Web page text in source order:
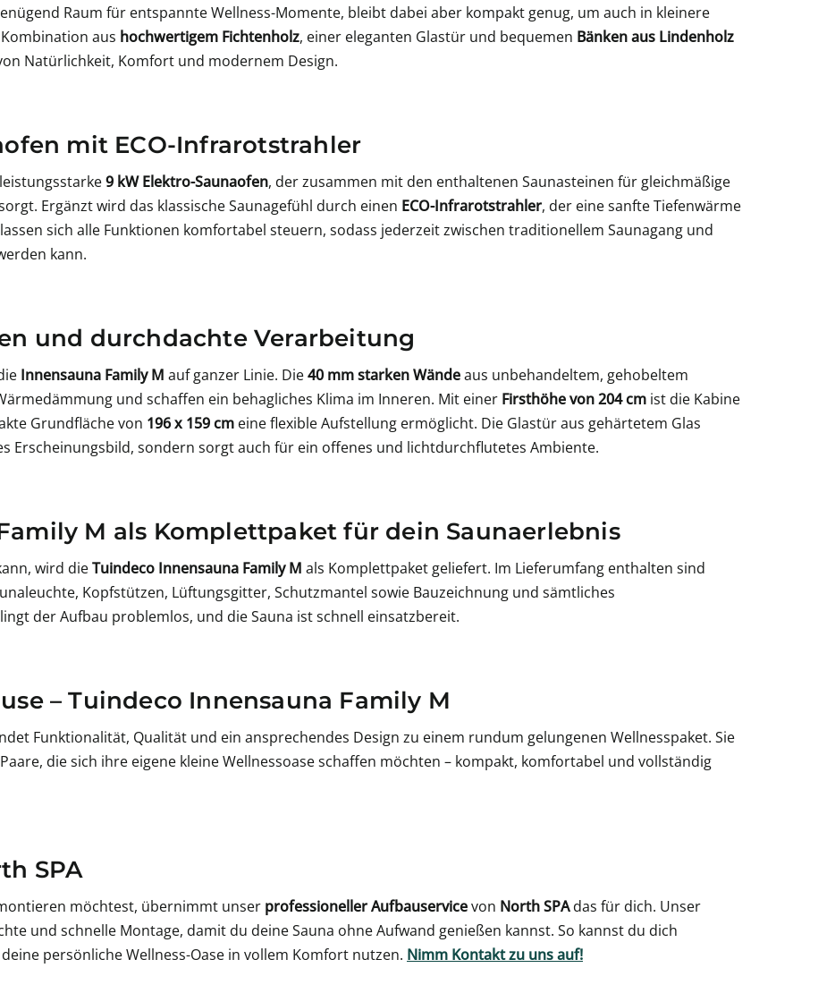
Raum für entspannte Wellness-Momente, bleibt dabei aber kompakt genug, um auch in kleinere
aus hochwertigem Fichtenholz, einer eleganten Glastür und bequemen Bänken aus Lindenholz
Natürlichkeit, Komfort und modernem Design.
mit ECO-Infrarotstrahler
9 kW Elektro-Saunaofen, der zusammen mit den enthaltenen Saunasteinen für gleichmäßige
Ergänzt wird das klassische Saunagefühl durch einen ECO-Infrarotstrahler, der eine sanfte Tiefenwärme
lassen sich alle Funktionen komfortabel steuern, sodass jederzeit zwischen traditionellem Saunagang und
kann.
und durchdachte Verarbeitung
Innensauna Family M auf ganzer Linie. Die40 mm starken Wändeaus unbehandeltem, gehobeltem
und schaffen ein behagliches Klima im Inneren. Mit einer Firsthöhe von 204 cm ist die Kabine
Grundfläche von 196 x 159 cm eine flexible Aufstellung ermöglicht. Die Glastür aus gehärtetem Glas
Erscheinungsbild, sondern sorgt auch für ein offenes und lichtdurchflutetes Ambiente.
M als Komplettpaket für dein Saunaerlebnis
wird dieTuindeco Innensauna Family M als Komplettpaket geliefert. Im Lieferumfang enthalten sind
Kopfstützen, Lüftungsgitter, Schutzmantel sowie Bauzeichnung und sämtliches
der Aufbau problemlos, und die Sauna ist schnell einsatzbereit.
– Tuindeco Innensauna Family M
Funktionalität, Qualität und ein ansprechendes Design zu einem rundum gelungenen Wellnesspaket. Sie
die sich ihre eigene kleine Wellnessoase schaffen möchten – kompakt, komfortabel und vollständig
SPA
möchtest, übernimmt unser professioneller Aufbauservicevon North SPAdas für dich. Unser
und schnelle Montage, damit du deine Sauna ohne Aufwand genießen kannst. So kannst du dich
persönliche Wellness-Oase in vollem Komfort nutzen. Nimm Kontakt zu uns auf!